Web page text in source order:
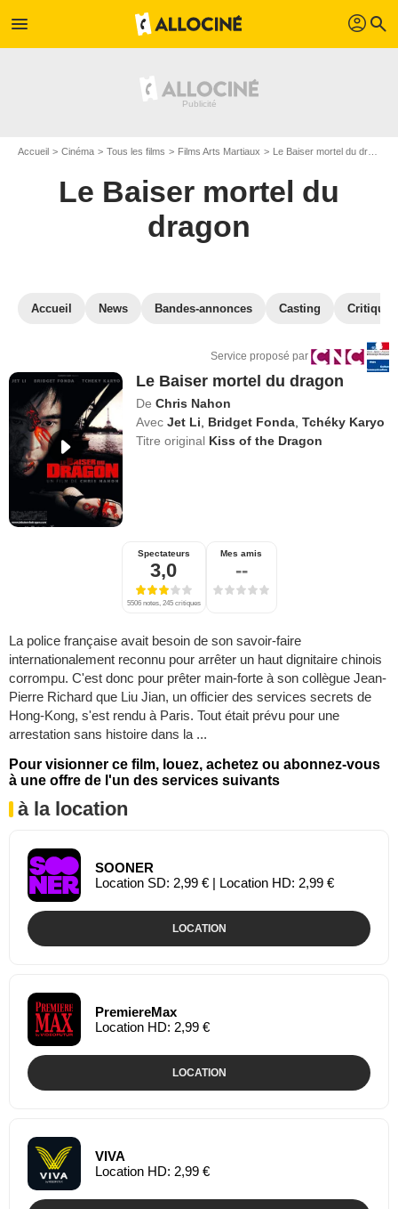
menu profil search
Accueil Cinéma Tous les films Films Arts Martiaux Le Baiser mortel du dragon
Le Baiser mortel du
dragon
Accueil News Bandes-annonces Casting
Service proposé par
Le Baiser mortel du dragon
De Chris Nahon
Avec Jet Li Bridget Fonda ,Tchéky Karyo
Titre original Kiss of the Dragon
Spectateurs
3,0
5506 notes, 245 critiques
Mes amis
--
La police française avait besoin de son savoir-faire
internationalement reconnu pour arrêter un haut dignitaire chinois
corrompu. C'est donc pour prêter main-forte à son collègue Jean-
Pierre Richard que Liu Jian, un officier des services secrets de
Hong-Kong, s'est rendu à Paris. Tout était prévu pour une
arrestation sans histoire dans la ...
Pour visionner ce film, louez, achetez ou abonnez-vous
à une offre de l'un des services suivants
à la location
SOONER
Location SD: 2,99 € | Location HD: 2,99 €
LOCATION
PremiereMax
Location HD: 2,99 €
LOCATION
VIVA
Location HD: 2,99 €